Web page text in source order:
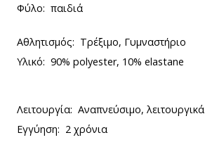
Φύλο: παιδιά
Αθλητισμός: Τρέξιμο, Γυμναστήριο
Υλικό: 90% polyester, 10% elastane
Λειτουργία: Αναπνεύσιμο, λειτουργικά
Εγγύηση: 2 χρόνια